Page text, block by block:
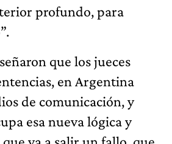
profundo, para
que los jueces
en Argentina
de comunicación, y
esa nueva lógica y